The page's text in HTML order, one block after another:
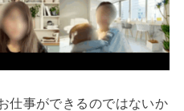
仕事ができるのではないか